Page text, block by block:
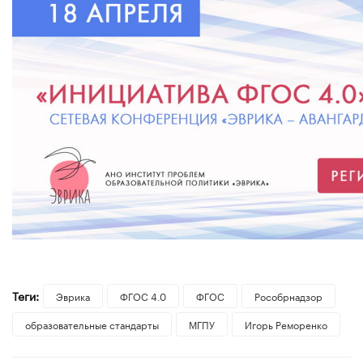
Теги: Эврика ФГОС 4.0 ФГОС
Рособрнадзор
образовательные стандарты
МГПУ Игорь Реморенко